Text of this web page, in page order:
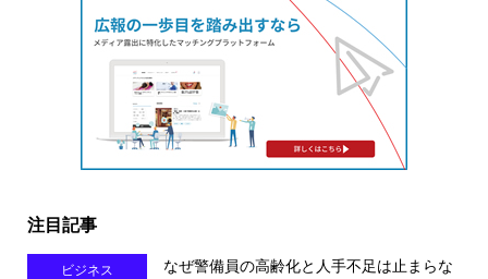
注目記事
ビジネス
なぜ警備員の高齢化と人手不足は止まらな